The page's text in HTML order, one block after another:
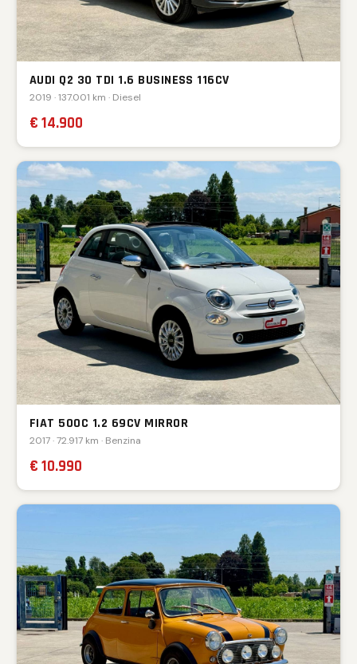
AUDI Q2 30 TDI 1.6 BUSINESS 116CV
2019 · 137.001 km · Diesel
€ 14.900
FIAT 500C 1.2 69CV MIRROR
2017 · 72.917 km · Benzina
€ 10.990